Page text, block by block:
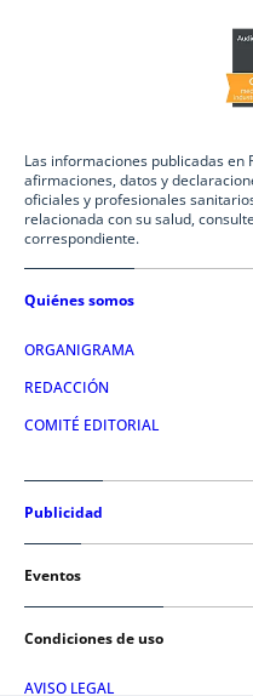
Las informaciones publicadas en
afirmaciones, datos y
oficiales y profesionales
relacionada con su salud,
correspondiente.
Quiénes somos
ORGANIGRAMA
REDACCIÓN
COMITÉ EDITORIAL
Publicidad
Eventos
Condiciones de uso
AVISO LEGAL